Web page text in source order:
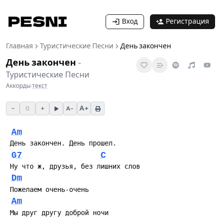
Вход Регистрация
Главная Туристические Песни День закончен
День закончен -
Туристические Песни
Аккорды·текст
− 0 + A− A+
Am
G7 C
Dm
Am